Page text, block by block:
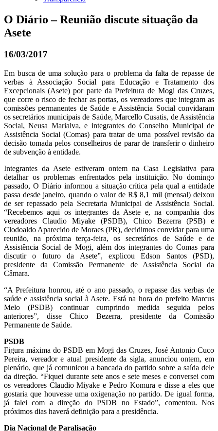
O Diário – Reunião discute situação da
Asete
16/03/2017
Em busca de uma solução para o problema da falta de repasse de
verbas à Associação Social para Educação e Tratamento dos
Excepcionais (Asete) por parte da Prefeitura de Mogi das Cruzes,
que corre o risco de fechar as portas, os vereadores que integram as
comissões permanentes de Saúde e Assistência Social convidaram
os secretários municipais de Saúde, Marcello Cusatis, de Assistência
Social, Neusa Marialva, e integrantes do Conselho Municipal de
Assistência Social (Comas) para tratar de uma possível revisão da
decisão tomada pelos conselheiros de parar de transferir o dinheiro
de subvenção à entidade.
Integrantes da Asete estiveram ontem na Casa Legislativa para
detalhar os problemas enfrentados pela instituição. No domingo
passado, O Diário informou a situação crítica pela qual a entidade
passa desde janeiro, quando o valor de R$ 8,1 mil (mensal) deixou
de ser repassado pela Secretaria Municipal de Assistência Social.
“Recebemos aqui os integrantes da Asete e, na companhia dos
vereadores Claudio Miyake (PSDB), Chico Bezerra (PSB) e
Clodoaldo Aparecido de Moraes (PR), decidimos convidar para uma
reunião, na próxima terça-feira, os secretários de Saúde e de
Assistência Social de Mogi, além dos integrantes do Comas para
discutir o futuro da Asete”, explicou Edson Santos (PSD),
presidente da Comissão Permanente de Assistência Social da
Câmara.
“A Prefeitura honrou, até o ano passado, o repasse das verbas de
saúde e assistência social à Asete. Está na hora do prefeito Marcus
Melo (PSDB) continuar cumprindo medida seguida pelos
anteriores”, disse Chico Bezerra, presidente da Comissão
Permanente de Saúde.
PSDB
Figura máxima do PSDB em Mogi das Cruzes, José Antonio Cuco
Pereira, vereador e atual presidente da sigla, anunciou ontem, em
plenário, que já comunicou a bancada do partido sobre a saída dele
da direção. “Fiquei durante sete anos e sete meses e conversei com
os vereadores Claudio Miyake e Pedro Komura e disse a eles que
gostaria que houvesse uma oxigenação no partido. De igual forma,
já falei com a direção do PSDB no Estado”, comentou. Nos
próximos dias haverá definição para a presidência.
Dia Nacional de Paralisação